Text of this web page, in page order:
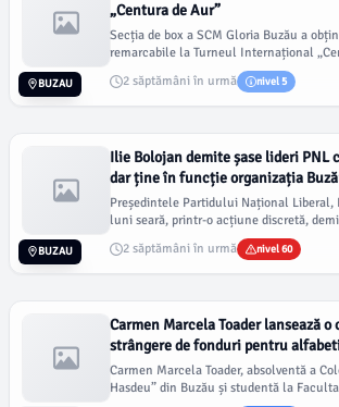
„Centura de Aur”
Secția de box a SCM Gloria Buzău a
remarcabile la Turneul Internațional
2 săptămâni în urmă nivel 5
BUZAU
Ilie Bolojan demite șase lideri PNL
dar ține în funcție organizația
Președintele Partidului Național Liberal,
luni seară, printr-o acțiune discretă,
2 săptămâni în urmă
nivel 60
BUZAU
Carmen Marcela Toader lansează o
strângere de fonduri pentru
Carmen Marcela Toader, absolventă a
Hasdeu” din Buzău și studentă la